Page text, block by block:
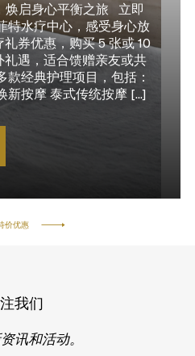
焕启身心平衡之旅 立即
特水疗中心，感受身心放
券优惠，购买 5 张或 10
遇，适合馈赠亲友或共
款经典护理项目，包括：
新按摩 泰式传统按摩 [...]
价优惠
我们
讯和活动。